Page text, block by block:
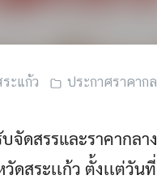
ะแก้ว ประกาศราคากล
จัดสรรและราคากล
ดสระเเก้ว ตั้งเเต่